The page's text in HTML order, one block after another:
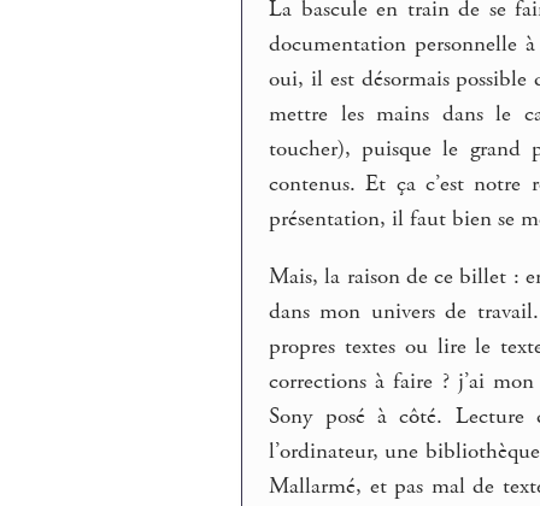
La bascule en train de se
documentation personnelle
oui, il est désormais
mettre les mains dans le
toucher), puisque le grand
contenus. Et ça c’est
présentation, il faut bien se
Mais, la raison de ce billet :
dans mon univers de
propres textes ou lire le
corrections à faire ? j’ai
Sony posé à côté. Lecture
l’ordinateur, une
Mallarmé, et pas mal de